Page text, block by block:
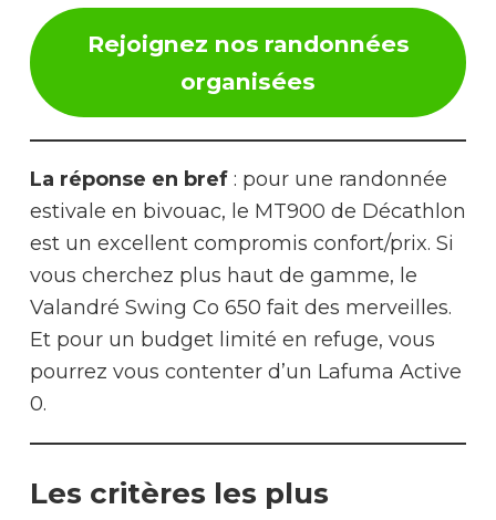
Rejoignez nos randonnées
organisées
La réponse en bref : pour une randonnée
estivale en bivouac, le MT900 de Décathlon
est un excellent compromis confort/prix. Si
vous cherchez plus haut de gamme, le
Valandré Swing Co 650 fait des merveilles.
Et pour un budget limité en refuge, vous
pourrez vous contenter d’un Lafuma Active
0.
Les critères les plus